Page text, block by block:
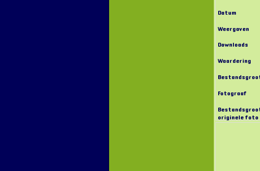
Datum
Weergaven
Downloads
Waardering
Fotograaf
originele foto